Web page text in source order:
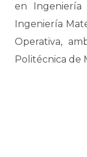
en Ingeniería
Ingeniería
Operativa,
Politécnica de